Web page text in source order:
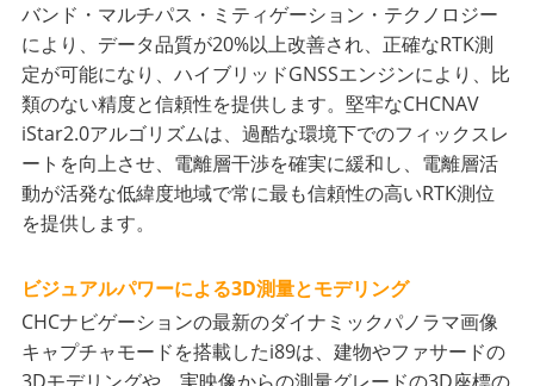
バンド・マルチパス・ミティゲーション・テクノロジー
により、データ品質が20%以上改善され、正確なRTK測
定が可能になり、ハイブリッドGNSSエンジンにより、比
類のない精度と信頼性を提供します。堅牢なCHCNAV
iStar2.0アルゴリズムは、過酷な環境下でのフィックスレ
ートを向上させ、電離層干渉を確実に緩和し、電離層活
動が活発な低緯度地域で常に最も信頼性の高いRTK測位
を提供します。
ビジュアルパワーによる3D測量とモデリング
CHCナビゲーションの最新のダイナミックパノラマ画像
キャプチャモードを搭載したi89は、建物やファサードの